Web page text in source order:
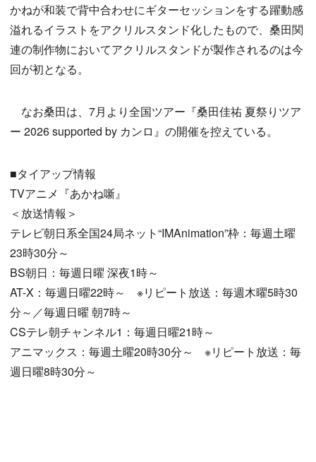
かねが和装で背中合わせにギターセッションをする躍動感
溢れるイラストをアクリルスタンド化したもので、桑田関
連の制作物においてアクリルスタンドが製作されるのは今
回が初となる。
なお桑田は、7月より全国ツアー『桑田佳祐 夏祭りツア
ー 2026 supported by カンロ』の開催を控えている。
■タイアップ情報
TVアニメ『あかね噺』
＜放送情報＞
テレビ朝日系全国24局ネット“IMAnimation”枠：毎週土曜
23時30分～
BS朝日：毎週日曜 深夜1時～
AT-X：毎週日曜22時～ ※リピート放送：毎週木曜5時30
分～／毎週日曜 朝7時～
CSテレ朝チャンネル1：毎週日曜21時～
アニマックス：毎週土曜20時30分～ ※リピート放送：毎
週日曜8時30分～